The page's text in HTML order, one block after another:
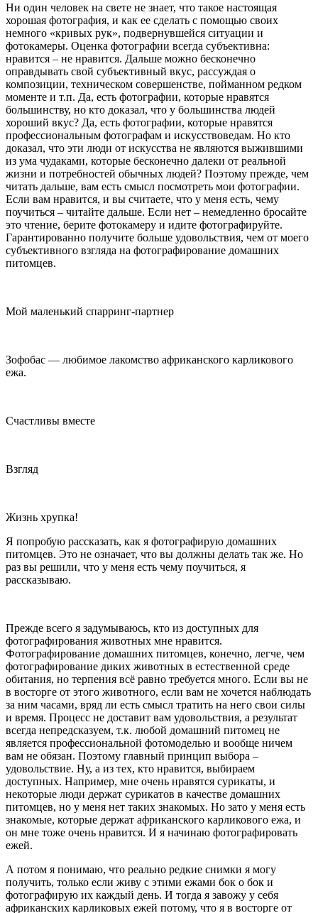
Ни один человек на свете не знает, что такое настоящая
хорошая фотография, и как ее сделать с помощью своих
немного «кривых рук», подвернувшейся ситуации и
фотокамеры. Оценка фотографии всегда субъективна:
нравится – не нравится. Дальше можно бесконечно
оправдывать свой субъективный вкус, рассуждая о
композиции, техническом совершенстве, пойманном редком
моменте и т.п. Да, есть фотографии, которые нравятся
большинству, но кто доказал, что у большинства людей
хороший вкус? Да, есть фотографии, которые нравятся
профессиональным фотографам и искусствоведам. Но кто
доказал, что эти люди от искусства не являются выжившими
из ума чудаками, которые бесконечно далеки от реальной
жизни и потребностей обычных людей? Поэтому прежде, чем
читать дальше, вам есть смысл посмотреть мои фотографии.
Если вам нравится, и вы считаете, что у меня есть, чему
поучиться – читайте дальше. Если нет – немедленно бросайте
это чтение, берите фотокамеру и идите фотографируйте.
Гарантированно получите больше удовольствия, чем от моего
субъективного взгляда на фотографирование домашних
питомцев.
Мой маленький спарринг-партнер
Зофобас — любимое лакомство африканского карликового
ежа.
Счастливы вместе
Взгляд
Жизнь хрупка!
Я попробую рассказать, как я фотографирую домашних
питомцев. Это не означает, что вы должны делать так же. Но
раз вы решили, что у меня есть чему поучиться, я
рассказываю.
Прежде всего я задумываюсь, кто из доступных для
фотографирования животных мне нравится.
Фотографирование домашних питомцев, конечно, легче, чем
фотографирование диких животных в естественной среде
обитания, но терпения всё равно требуется много. Если вы не
в восторге от этого животного, если вам не хочется наблюдать
за ним часами, вряд ли есть смысл тратить на него свои силы
и время. Процесс не доставит вам удовольствия, а результат
всегда непредсказуем, т.к. любой домашний питомец не
является профессиональной фотомоделью и вообще ничем
вам не обязан. Поэтому главный принцип выбора –
удовольствие. Ну, а из тех, кто нравится, выбираем
доступных. Например, мне очень нравятся сурикаты, и
некоторые люди держат сурикатов в качестве домашних
питомцев, но у меня нет таких знакомых. Но зато у меня есть
знакомые, которые держат африканского карликового ежа, и
он мне тоже очень нравится. И я начинаю фотографировать
ежей.
А потом я понимаю, что реально редкие снимки я могу
получить, только если живу с этими ежами бок о бок и
фотографирую их каждый день. И тогда я завожу у себя
африканских карликовых ежей потому, что я в восторге от